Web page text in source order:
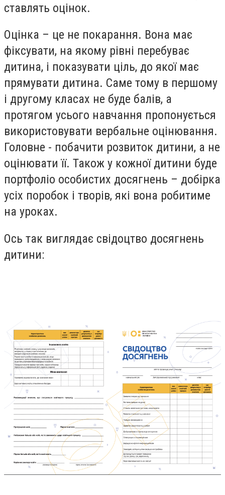
ставлять оцінок.
Оцінка – це не покарання. Вона має
фіксувати, на якому рівні перебуває
дитина, і показувати ціль, до якої має
прямувати дитина. Саме тому в першому
і другому класах не буде балів, а
протягом усього навчання пропонується
використовувати вербальне оцінювання.
Головне - побачити розвиток дитини, а не
оцінювати її. Також у кожної дитини буде
портфоліо особистих досягнень – добірка
усіх поробок і творів, які вона робитиме
на уроках.
Ось так виглядає свідоцтво досягнень
дитини: